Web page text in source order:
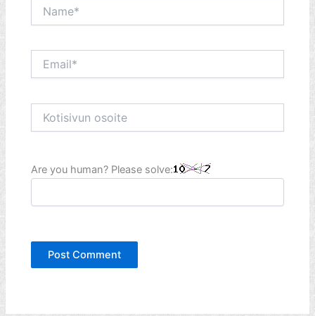
osoite
Are you human? Please solve: